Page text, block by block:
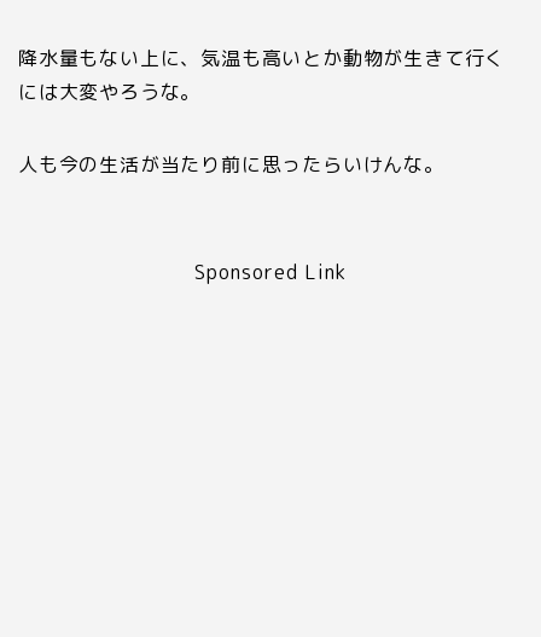
降水量もない上に、気温も高いとか動物が生きて行く
には大変やろうな。
人も今の生活が当たり前に思ったらいけんな。
Sponsored Link